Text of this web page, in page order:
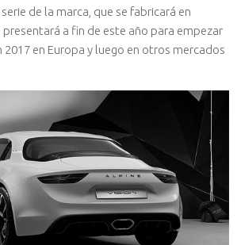
de la marca, que se fabricará en
presentará a fin de este año para empezar
2017 en Europa y luego en otros mercados